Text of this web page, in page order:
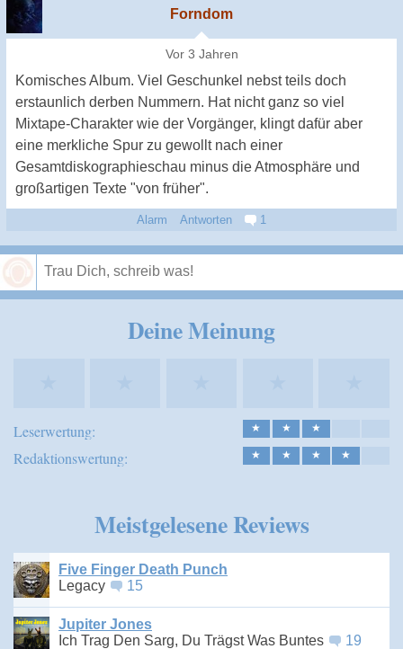
Forndom
Vor 3 Jahren
Komisches Album. Viel Geschunkel nebst teils doch
erstaunlich derben Nummern. Hat nicht ganz so viel
Mixtape-Charakter wie der Vorgänger, klingt dafür aber
eine merkliche Spur zu gewollt nach einer
Gesamtdiskographieschau minus die Atmosphäre und
großartigen Texte "von früher".
Alarm Antworten 1
Deine Meinung
Leserwertung: ★ ★ ★
Redaktionswertung: ★ ★ ★ ★
Meistgelesene Reviews
Five Finger Death Punch
Legacy
15
Jupiter Jones
Ich Trag Den Sarg, Du Trägst Was Buntes
19